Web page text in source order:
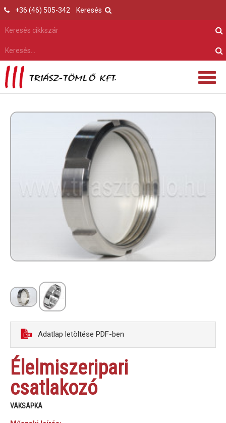
Keresés
+36 (46) 505-342
Adatlap letöltése PDF-ben
Élelmiszeripari
csatlakozó
VAKSAPKA